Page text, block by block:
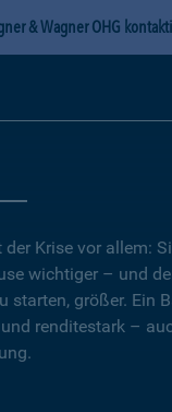
& Wagner OHG
Krise vor allem:
wichtiger – und
starten, größer. Ein
renditestark –